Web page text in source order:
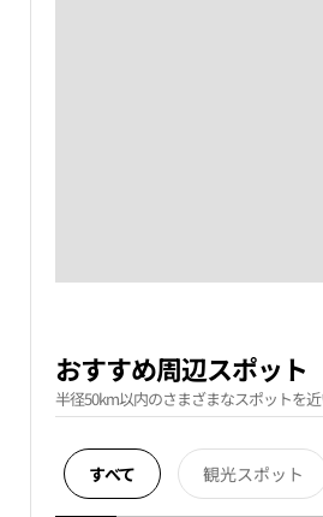
おすすめ周辺スポット
半径50km以内のさまざまなスポットを近
すべて 観光スポット